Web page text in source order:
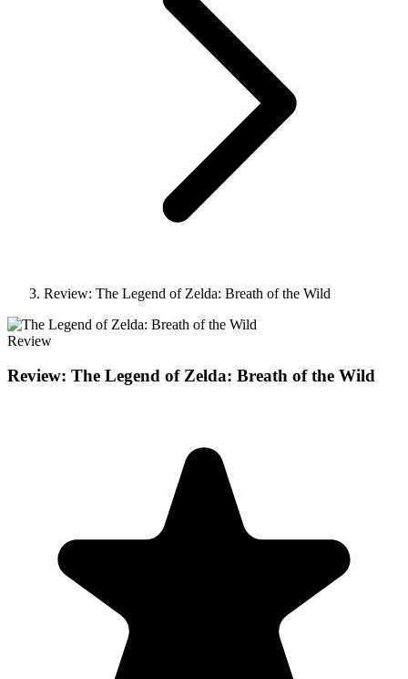
Review: The Legend of Zelda: Breath of the Wild
Review
Review: The Legend of Zelda: Breath of the Wild